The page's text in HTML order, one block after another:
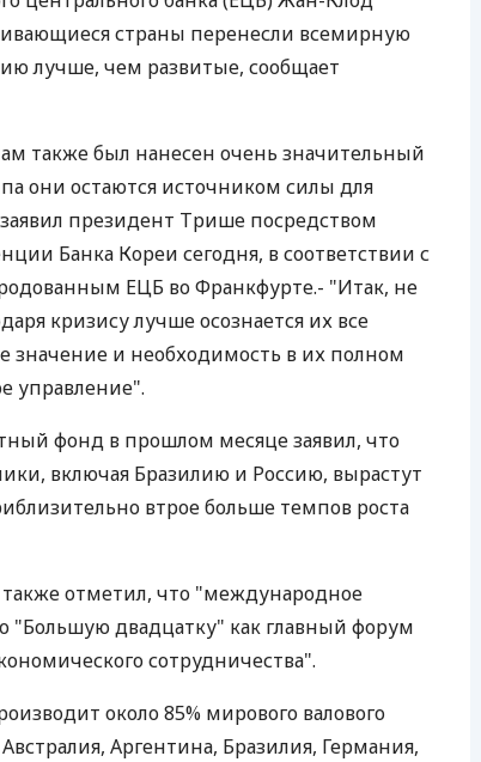
ЕЖЕМЕСЯЧНЫЙ ОБЗОР
КЕШБЭКА
страны перенесли всемирную
лучше, чем развитые, сообщает
также был нанесен очень значительный
они остаются источником силы для
президент Трише посредством
Банка Кореи сегодня, в соответствии с
ЕЦБ во Франкфурте.- "Итак, не
кризису лучше осознается их все
значение и необходимость в их полном
управление".
фонд в прошлом месяце заявил, что
включая Бразилию и Россию, вырастут
втрое больше темпов роста
отметил, что "международное
"Большую двадцатку" как главный форум
сотрудничества".
около 85% мирового валового
Аргентина, Бразилия, Германия,